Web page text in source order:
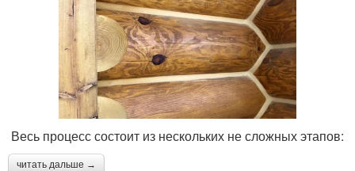
Весь процесс состоит из нескольких не сложных этапов:
читать дальше →